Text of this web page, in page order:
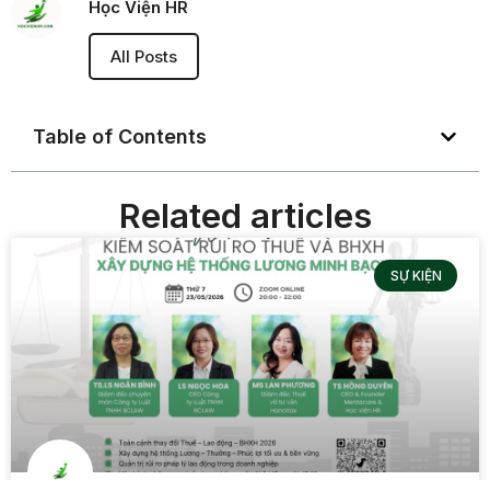
Học Viện HR
All Posts
Table of Contents
Related articles
SỰ KIỆN